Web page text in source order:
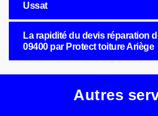
Ussat
La rapidité du devis réparation
09400 par Protect toiture Ariège
Autres